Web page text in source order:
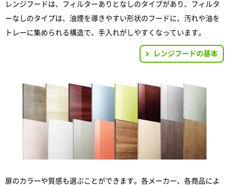
レンジフードは、フィルターありとなしのタイプがあり、フィルタ
ーなしのタイプは、油煙を導きやすい形状のフードに、汚れや油を
トレーに集められる構造で、手入れがしやすくなっています。
レンジフードの基本
扉のカラーや質感も選ぶことができます。各メーカー、各商品によ